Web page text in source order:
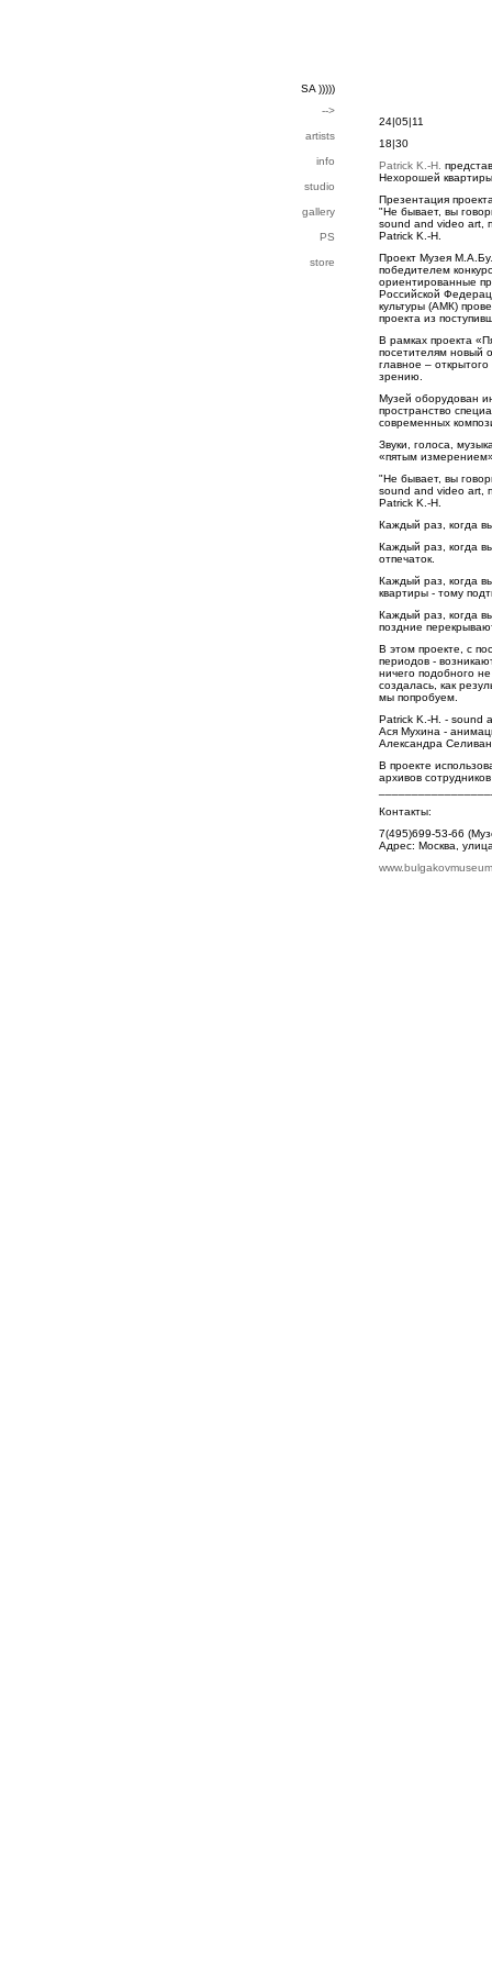
SA )))))
-->
artists
info
studio
gallery
PS
store
24|05|11
18|30
Patrick K.-H.
Нехорошей
Презентация
"Не бывает, вы
sound and video art,
Patrick K.-H.
Проект Музея
победителем
ориентированные
Российской
культуры (АМК)
проекта из
В рамках проекта
посетителям новый
главное –
зрению.
Музей оборудован
пространство
современных
Звуки, голоса,
«пятым
"Не бывает, вы
sound and video art,
Patrick K.-H.
Каждый раз, когда
Каждый раз, когда
отпечаток.
Каждый раз, когда
квартиры - тому
Каждый раз, когда
поздние
В этом проекте, с
периодов -
ничего подобного
создалась, как
мы попробуем.
Patrick K.-H. - sound
Ася Мухина -
Александра
В проекте
архивов
Контакты:
7(495)699-53-66
Адрес: Москва,